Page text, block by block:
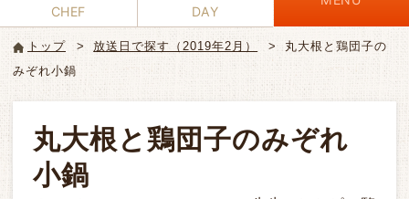
トップ 放送日で探す（2019年2月）
丸大根と鶏団子の
みぞれ小鍋
丸大根と鶏団子のみぞれ
小鍋